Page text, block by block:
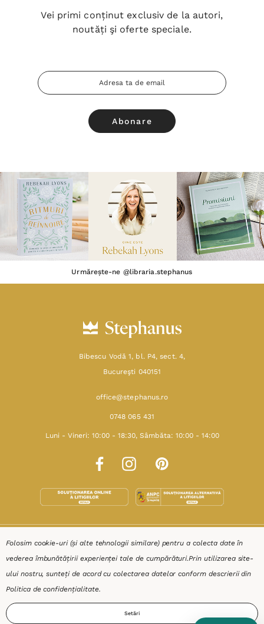
Vei primi conținut exclusiv de la autori,
noutăți şi oferte speciale.
Adresa
Email
Urmărește-ne @libraria.stephanus
Bibescu Vodă 1, bl. P4, sect. 4,
Bucureşti 040151
office@stephanus.ro
0748 065 431
Luni - Vineri: 10:00 - 18:30, Sâmbăta: 10:00 - 14:00
SHOP
RESURSE
AJUTOR
Folosim cookie-uri (și alte tehnologii similare) pentru a colecta date în
vederea îmbunătățirii experienței tale de cumpărături.Prin utilizarea site-
ului nostru, sunteți de acord cu colectarea datelor conform descrierii din
Politica de confidențialitate.
Setări